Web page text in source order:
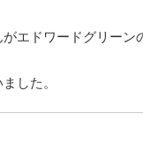
がエドワードグリー
した。